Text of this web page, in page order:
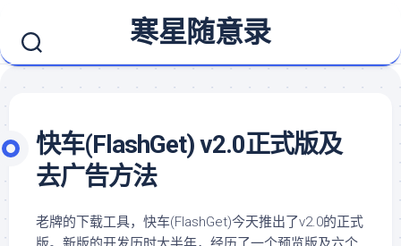
content
寒星随意录
快车(FlashGet) v2.0正式版及
去广告方法
老牌的下载工具，快车(FlashGet)今天推出了v2.0的正式